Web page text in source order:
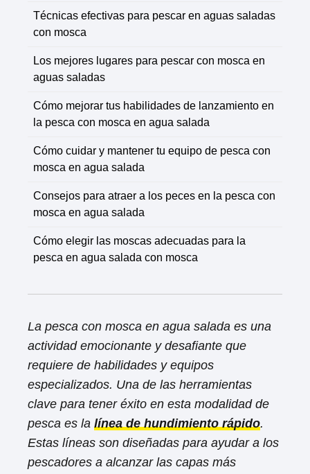
Técnicas efectivas para pescar en aguas saladas
con mosca
Los mejores lugares para pescar con mosca en
aguas saladas
Cómo mejorar tus habilidades de lanzamiento en
la pesca con mosca en agua salada
Cómo cuidar y mantener tu equipo de pesca con
mosca en agua salada
Consejos para atraer a los peces en la pesca con
mosca en agua salada
Cómo elegir las moscas adecuadas para la
pesca en agua salada con mosca
La pesca con mosca en agua salada es una
actividad emocionante y desafiante que
requiere de habilidades y equipos
especializados. Una de las herramientas
clave para tener éxito en esta modalidad de
pesca es la línea de hundimiento rápido.
Estas líneas son diseñadas para ayudar a los
pescadores a alcanzar las capas más